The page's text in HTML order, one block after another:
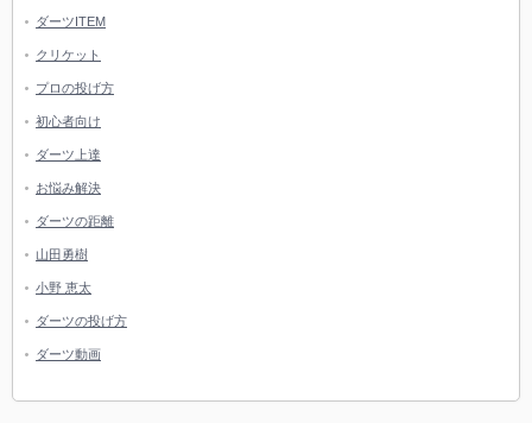
ダーツITEM
クリケット
プロの投げ方
初心者向け
ダーツ上達
お悩み解決
ダーツの距離
山田勇樹
小野 恵太
ダーツの投げ方
ダーツ動画